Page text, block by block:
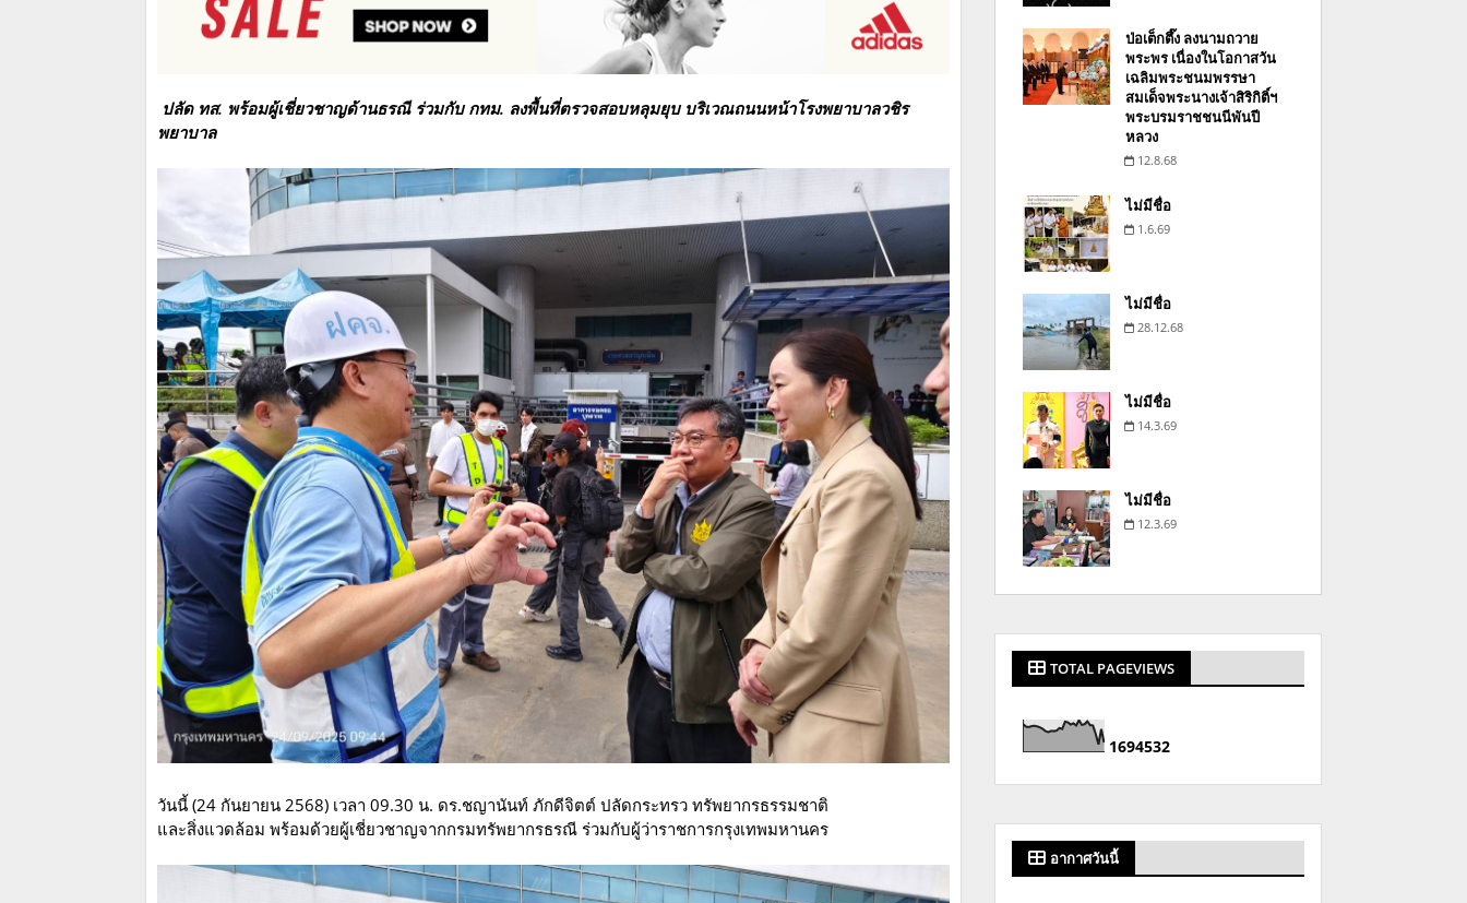
ปลัด ทส. พร้อมผู้เชี่ยวชาญด้านธรณี ร่วมกับ กทม. ลงพื้นที่ตรวจสอบหลุมยุบ บริเวณถนนหน้าโรงพยาบาลวชิร
พยาบาล
วันนี้ (24 กันยายน 2568) เวลา 09.30 น. ดร.ชญานันท์ ภักดีจิตต์ ปลัดกระทรว ทรัพยากรธรรมชาติ
และสิ่งแวดล้อม พร้อมด้วยผู้เชี่ยวชาญจากกรมทรัพยากรธรณี ร่วมกับผู้ว่าราชการกรุงเทพมหานคร
ป่อเต็กตึ๊ง ลงนามถวาย
พระพร เนื่องในโอกาสวัน
เฉลิมพระชนมพรรษา
สมเด็จพระนางเจ้าสิริกิติ์ฯ
พระบรมราชชนนีพันปี
หลวง
12.8.68
ไม่มีชื่อ
1.6.69
ไม่มีชื่อ
28.12.68
ไม่มีชื่อ
14.3.69
ไม่มีชื่อ
12.3.69
TOTAL PAGEVIEWS
1694532
อากาศวันนี้